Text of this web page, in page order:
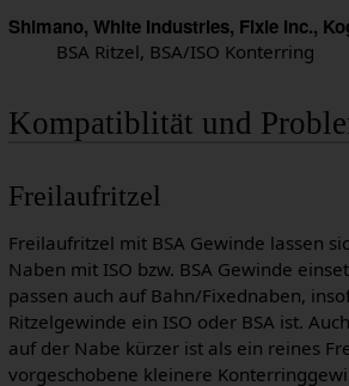
Shimano, White Industries, Fixie Inc.,
BSA Ritzel, BSA/ISO Konterring
Kompatiblität und
Freilaufritzel
Freilaufritzel mit BSA Gewinde lassen
Naben mit ISO bzw. BSA Gewinde
passen auch auf Bahn/Fixednaben,
Ritzelgewinde ein ISO oder BSA ist.
auf der Nabe kürzer ist als ein reines
vorgeschobene kleinere